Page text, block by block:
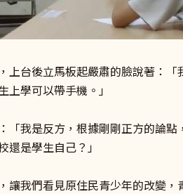
，上台後立馬板起嚴肅的臉說著：
上學可以帶手機。」
「我是反方，根據剛剛正方的論
還是學生自己？」
讓我們看見原住民青少年的改變